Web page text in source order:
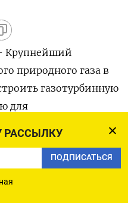
РАССЫЛКУ
ПОДПИСАТЬСЯ
Крупнейший
природного газа в
газотурбинную
для
проекта Арктик СПГ-2,
в
для проведения